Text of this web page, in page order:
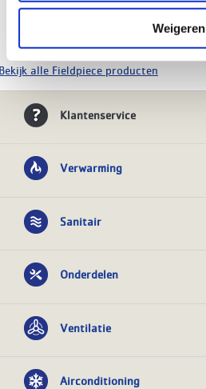
Weigeren
alle Fieldpiece producten
Klantenservice
Verwarming
Sanitair
Onderdelen
Ventilatie
Airconditioning